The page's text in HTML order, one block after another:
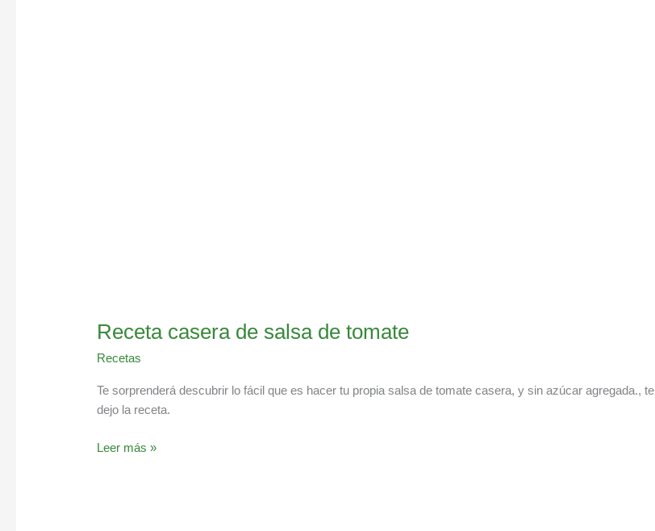
Receta casera de salsa de tomate
Recetas
Te sorprenderá descubrir lo fácil que es hacer tu propia salsa de tomate casera, y sin azúcar agregada., te
dejo la receta.
Leer más »